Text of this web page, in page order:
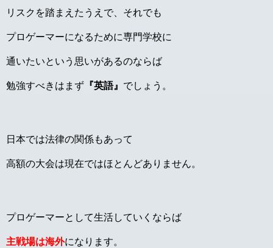
リスクを踏まえたうえで、それでも
プロゲーマーになるために専門学校に
通いたいという思いがあるのならば
勉強すべきはまず 『英語』 でしょう。
日本では法律の関係もあって
高額の大会は現在ではほとんどありません。
プロゲーマーとして生活していくならば
主戦場は海外になります。